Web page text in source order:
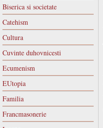
Biserica si societate
Catehism
Cultura
Cuvinte duhovnicesti
Ecumenism
EUtopia
Familia
Francmasonerie